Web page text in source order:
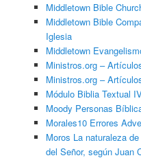
Middletown Bible
Middletown Bible
Iglesia
Middletown
Ministros.org –
Ministros.org –
Módulo Biblia Textual
Moody Personas
Morales10 Errores
Moros La naturaleza
del Señor, según Juan